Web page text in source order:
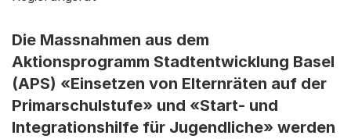
Die Massnahmen aus dem
Aktionsprogramm Stadtentwicklung Basel
(APS) «Einsetzen von Elternräten auf der
Primarschulstufe» und «Start- und
Integrationshilfe für Jugendliche» werden